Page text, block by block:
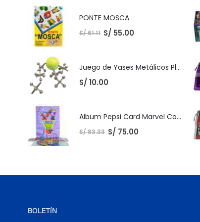
PONTE MOSCA
S/61.11 S/ 55.00
Juego de Yases Metálicos Plomos 6 Unidades + Pelota de Goma (En Bolsita Lista para Regalar)
S/ 10.00
Album Pepsi Card Marvel Completo
S/83.33 S/ 75.00
BOLETÍN